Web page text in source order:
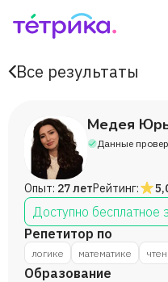
Все результаты
Медея
Данные
Опыт: 27 летРейтинг:
Доступно бесплатное
Репетитор по
логике математике
Образование